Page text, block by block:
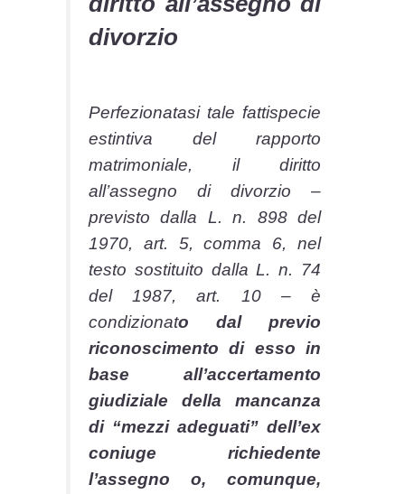
divorzio
Perfezionatasi tale fattispecie
estintiva del rapporto
matrimoniale, il diritto
all’assegno di divorzio –
previsto dalla L. n. 898 del
1970, art. 5, comma 6, nel
testo sostituito dalla L. n. 74
del 1987, art. 10 – è
condizionato dal previo
riconoscimento di esso in
base all’accertamento
giudiziale della mancanza
di “mezzi adeguati” dell’ex
coniuge richiedente
l’assegno o, comunque,